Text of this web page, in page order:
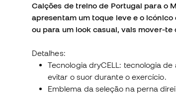
Calções de treino de Portugal para o
apresentam um toque leve e o
ou para um look casual, vais mover-
Detalhes:
Tecnologia dryCELL: tecnologia
evitar o suor durante o exercício.
Emblema da seleção na perna